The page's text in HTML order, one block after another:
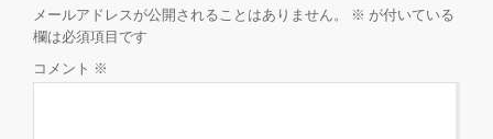
メールアドレスが公開されることはありません。 ※ が付いている
欄は必須項目です
コメント ※